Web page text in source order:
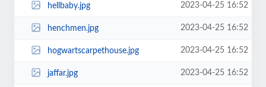
hellbaby.jpg 2023-04-25 16:52
henchmen.jpg 2023-04-25 16:52
hogwartscarpethouse.jpg 2023-04-25 16:52
jaffar.jpg 2023-04-25 16:52